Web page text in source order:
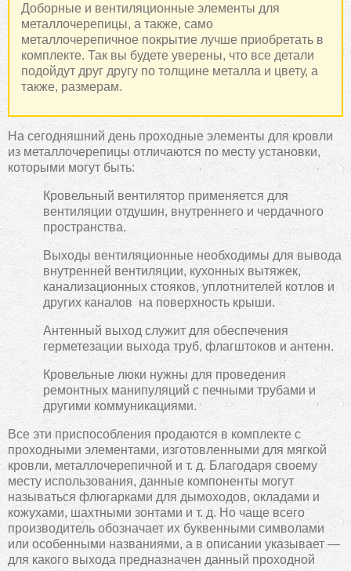
Доборные и вентиляционные элементы для
металлочерепицы, а также, само
металлочерепичное покрытие лучше приобретать в
комплекте. Так вы будете уверены, что все детали
подойдут друг другу по толщине металла и цвету, а
также, размерам.
На сегодняшний день проходные элементы для кровли
из металлочерепицы отличаются по месту установки,
которыми могут быть:
Кровельный вентилятор применяется для
вентиляции отдушин, внутреннего и чердачного
пространства.
Выходы вентиляционные необходимы для вывода
внутренней вентиляции, кухонных вытяжек,
канализационных стояков, уплотнителей котлов и
других каналов на поверхность крыши.
Антенный выход служит для обеспечения
герметезации выхода труб, флагштоков и антенн.
Кровельные люки нужны для проведения
ремонтных манипуляций с печными трубами и
другими коммуникациями.
Все эти приспособления продаются в комплекте с
проходными элементами, изготовленными для мягкой
кровли, металлочерепичной и т. д. Благодаря своему
месту использования, данные компоненты могут
называться флюгарками для дымоходов, окладами и
кожухами, шахтными зонтами и т. д. Но чаще всего
производитель обозначает их буквенными символами
или особенными названиями, а в описании указывает —
для какого выхода предназначен данный проходной